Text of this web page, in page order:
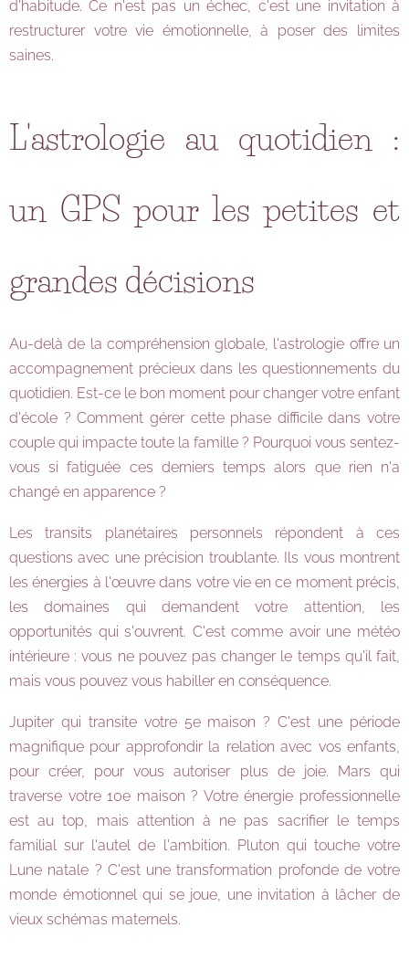
d'habitude. Ce n'est pas un échec, c'est une invitation à
restructurer votre vie émotionnelle, à poser des limites
saines.
L'astrologie au quotidien :
un GPS pour les petites et
grandes décisions
Au-delà de la compréhension globale, l'astrologie offre un
accompagnement précieux dans les questionnements du
quotidien. Est-ce le bon moment pour changer votre enfant
d'école ? Comment gérer cette phase difficile dans votre
couple qui impacte toute la famille ? Pourquoi vous sentez-
vous si fatiguée ces derniers temps alors que rien n'a
changé en apparence ?
Les transits planétaires personnels répondent à ces
questions avec une précision troublante. Ils vous montrent
les énergies à l'œuvre dans votre vie en ce moment précis,
les domaines qui demandent votre attention, les
opportunités qui s'ouvrent. C'est comme avoir une météo
intérieure : vous ne pouvez pas changer le temps qu'il fait,
mais vous pouvez vous habiller en conséquence.
Jupiter qui transite votre 5e maison ? C'est une période
magnifique pour approfondir la relation avec vos enfants,
pour créer, pour vous autoriser plus de joie. Mars qui
traverse votre 10e maison ? Votre énergie professionnelle
est au top, mais attention à ne pas sacrifier le temps
familial sur l'autel de l'ambition. Pluton qui touche votre
Lune natale ? C'est une transformation profonde de votre
monde émotionnel qui se joue, une invitation à lâcher de
vieux schémas maternels.